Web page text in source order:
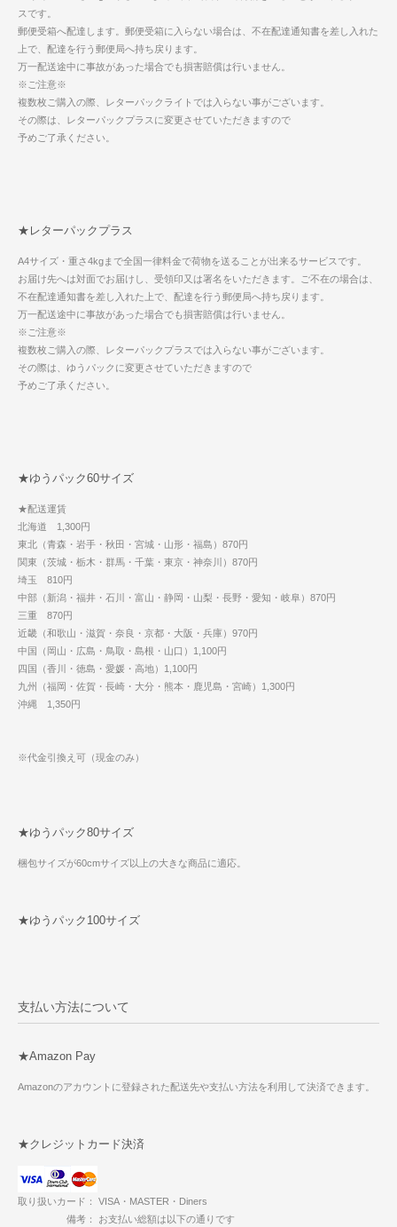
スです。
郵便受箱へ配達します。郵便受箱に入らない場合は、不在配達通知書を差し入れた
上で、配達を行う郵便局へ持ち戻ります。
万一配送途中に事故があった場合でも損害賠償は行いません。
※ご注意※
複数枚ご購入の際、レターパックライトでは入らない事がございます。
その際は、レターパックプラスに変更させていただきますので
予めご了承ください。
★レターパックプラス
A4サイズ・重さ4kgまで全国一律料金で荷物を送ることが出来るサービスです。
お届け先へは対面でお届けし、受領印又は署名をいただきます。ご不在の場合は、
不在配達通知書を差し入れた上で、配達を行う郵便局へ持ち戻ります。
万一配送途中に事故があった場合でも損害賠償は行いません。
※ご注意※
複数枚ご購入の際、レターパックプラスでは入らない事がございます。
その際は、ゆうパックに変更させていただきますので
予めご了承ください。
★ゆうパック60サイズ
★配送運賃
北海道 1,300円
東北（青森・岩手・秋田・宮城・山形・福島）870円
関東（茨城・栃木・群馬・千葉・東京・神奈川）870円
埼玉 810円
中部（新潟・福井・石川・富山・静岡・山梨・長野・愛知・岐阜）870円
三重 870円
近畿（和歌山・滋賀・奈良・京都・大阪・兵庫）970円
中国（岡山・広島・鳥取・島根・山口）1,100円
四国（香川・徳島・愛媛・高地）1,100円
九州（福岡・佐賀・長崎・大分・熊本・鹿児島・宮崎）1,300円
沖縄 1,350円
※代金引換え可（現金のみ）
★ゆうパック80サイズ
梱包サイズが60cmサイズ以上の大きな商品に適応。
★ゆうパック100サイズ
支払い方法について
★Amazon Pay
Amazonのアカウントに登録された配送先や支払い方法を利用して決済できます。
★クレジットカード決済
取り扱いカード： VISA・MASTER・Diners
備考： お支払い総額は以下の通りです